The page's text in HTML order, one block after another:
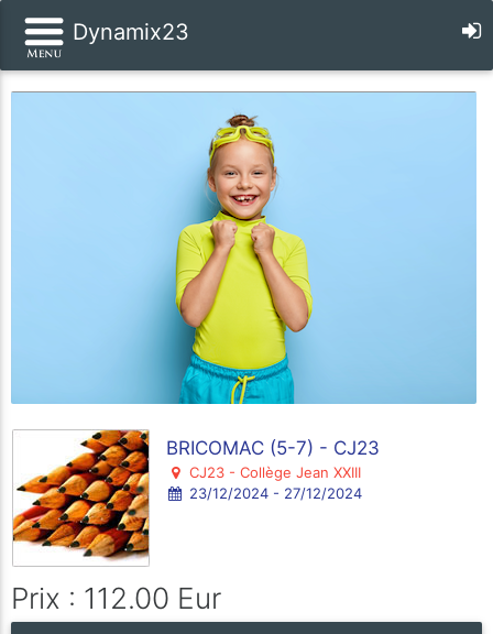
Dynamix23
BRICOMAC (5-7) - CJ23
CJ23 - Collège Jean XXIII
23/12/2024 - 27/12/2024
Prix : 112.00 Eur